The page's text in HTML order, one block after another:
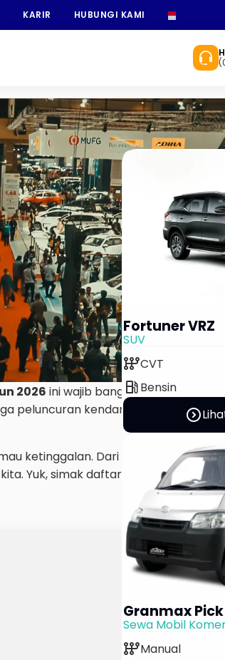
KARIR HUBUNGI KAMI
2026 ini wajib banget masuk radar
peluncuran kendaraan terbaru yang
ketinggalan. Dari Jakarta sampai
Yuk, simak daftar lengkapnya
Fortuner VRZ
SUV
auto_transmissionCVT
local_gas_stationBensin
expand_circle_right
Granmax Pick
Sewa Mobil
auto_transmissionManual